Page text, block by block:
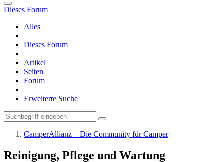
Dieses Forum
Alles
Dieses Forum
Artikel
Seiten
Forum
Erweiterte Suche
CamperAllianz – Die Community für Camper
Reinigung, Pflege und Wartung